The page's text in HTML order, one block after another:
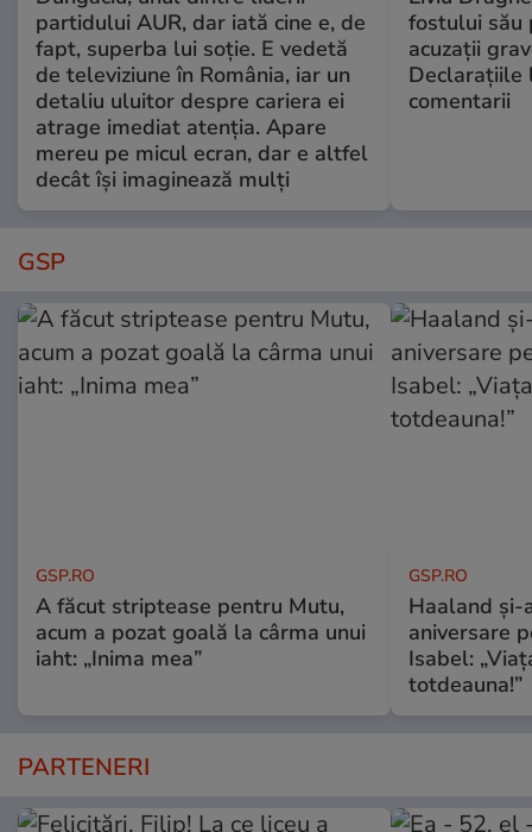
partidului AUR, dar iată cine e, de
fapt, superba lui soție. E vedetă
de televiziune în România, iar un
detaliu uluitor despre cariera ei
atrage imediat atenția. Apare
mereu pe micul ecran, dar e altfel
decât își imaginează mulți
fostului său
acuzații
Declarațiile
comentarii
GSP
GSP.RO
A făcut striptease pentru Mutu,
acum a pozat goală la cârma unui
iaht: „Inima mea”
GSP.RO
Haaland
aniversare
Isabel:
totdeauna!”
PARTENERI